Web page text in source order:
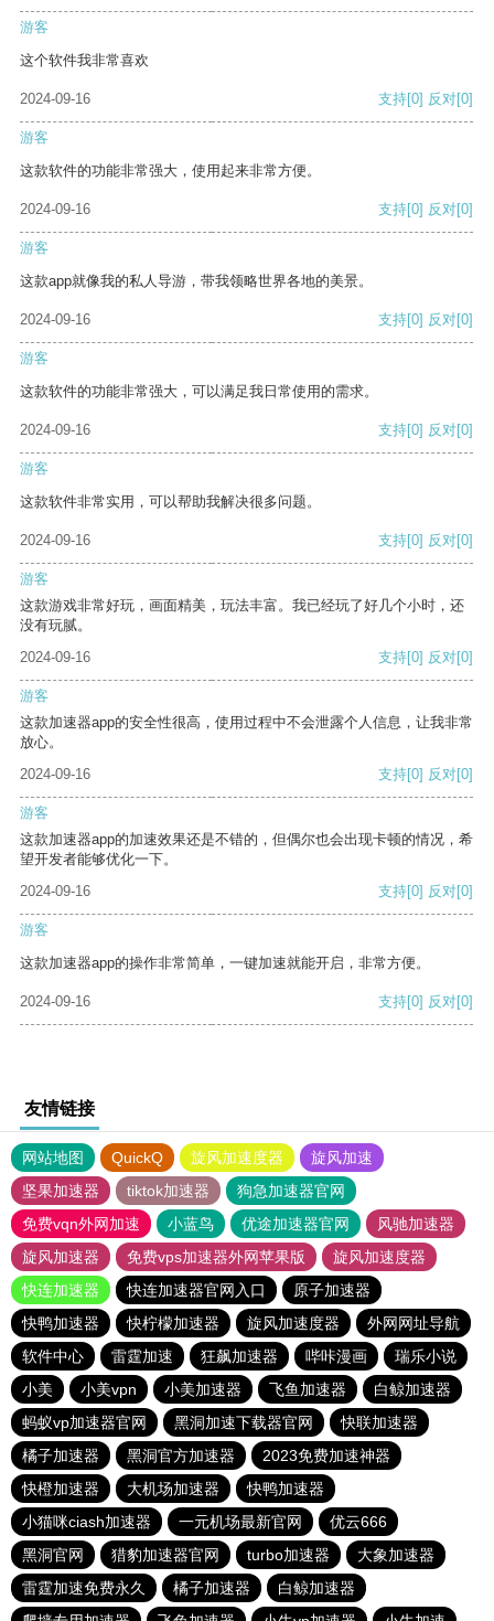
游客
这个软件我非常喜欢
2024-09-16 支持[0] 反对[0]
游客
这款软件的功能非常强大，使用起来非常方便。
2024-09-16 支持[0] 反对[0]
游客
这款app就像我的私人导游，带我领略世界各地的美景。
2024-09-16 支持[0] 反对[0]
游客
这款软件的功能非常强大，可以满足我日常使用的需求。
2024-09-16 支持[0] 反对[0]
游客
这款软件非常实用，可以帮助我解决很多问题。
2024-09-16 支持[0] 反对[0]
游客
这款游戏非常好玩，画面精美，玩法丰富。我已经玩了好几个小时，还
没有玩腻。
2024-09-16
支持[0] 反对[0]
游客
这款加速器app的安全性很高，使用过程中不会泄露个人信息，让我非常
放心。
2024-09-16
支持[0] 反对[0]
游客
这款加速器app的加速效果还是不错的，但偶尔也会出现卡顿的情况，希
望开发者能够优化一下。
2024-09-16
支持[0] 反对[0]
游客
这款加速器app的操作非常简单，一键加速就能开启，非常方便。
2024-09-16 支持[0] 反对[0]
友情链接
网站地图 QuickQ 旋风加速度器
旋风加速
坚果加速器
tiktok加速器
狗急加速器官网
免费vqn外网加速
小蓝鸟 优途加速器官网
风驰加速器
旋风加速器
免费vps加速器外网苹果版
旋风加速度器
快连加速器
快连加速器官网入口
原子加速器
快鸭加速器
快柠檬加速器 旋风加速度器
外网网址导航
软件中心
雷霆加速 狂飙加速器 哔咔漫画
瑞乐小说
小美
小美vpn 小美加速器 飞鱼加速器
白鲸加速器
蚂蚁vp加速器官网
黑洞加速下载器官网
快联加速器
橘子加速器
黑洞官方加速器
2023免费加速神器
快橙加速器
大机场加速器
快鸭加速器
小猫咪ciash加速器
一元机场最新官网
优云666
黑洞官网
猎豹加速器官网 turbo加速器
大象加速器
雷霆加速免费永久
橘子加速器
白鲸加速器